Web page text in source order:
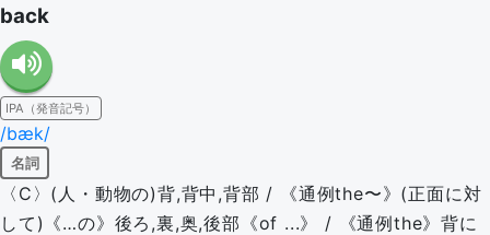
back
IPA（発音記号）
/bæk/
名詞
〈C〉(人・動物の)背,背中,背部 / 《通例the〜》(正面に対
して)《…の》後ろ,裏,奥,後部《of ...》 / 《通例the》背に